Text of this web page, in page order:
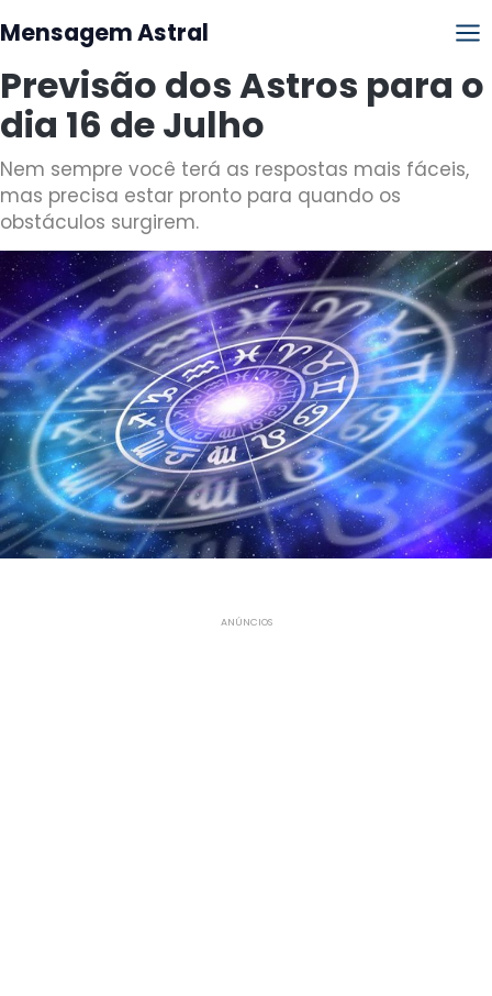
Mensagem Astral
Previsão dos Astros para o
dia 16 de Julho
Nem sempre você terá as respostas mais fáceis,
mas precisa estar pronto para quando os
obstáculos surgirem.
ANÚNCIOS